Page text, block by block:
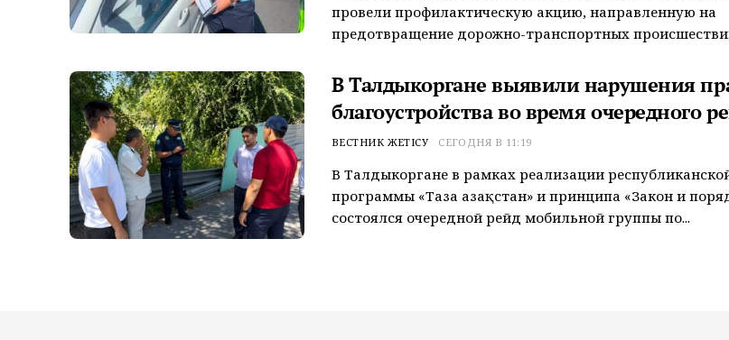
провели профилактическую акцию, направленную на
предотвращение дорожно-транспортных
В Талдыкоргане выявили нарушения
благоустройства во время очередного
ВЕСТНИК ЖЕТІСУ СЕГОДНЯ В 11:19
В Талдыкоргане в рамках реализации
программы «Таза Қазақстан» и принципа «Закон и
состоялся очередной рейд мобильной группы по...